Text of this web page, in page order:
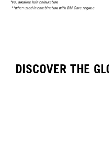
*vs. alkaline hair colouration
**when used in combination with BM Care regime
DISCOVER THE